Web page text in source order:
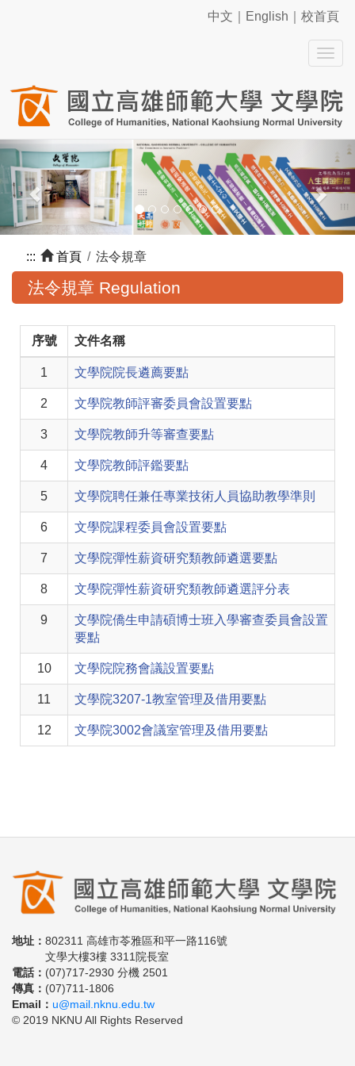
中文 English 校首頁
Previous
::: 首頁 法令規章
法令規章 Regulation
序號 文件名稱
1 文學院院長遴薦要點
2 文學院教師評審委員會設置要點
3 文學院教師升等審查要點
4 文學院教師評鑑要點
5 文學院聘任兼任專業技術人員協助教學準則
6 文學院課程委員會設置要點
7 文學院彈性薪資研究類教師遴選要點
8 文學院彈性薪資研究類教師遴選評分表
9
文學院僑生申請碩博士班入學審查委員會設置
要點
10 文學院院務會議設置要點
11 文學院3207-1教室管理及借用要點
12 文學院3002會議室管理及借用要點
地址： 802311 高雄市苓雅區和平一路116號
文學大樓3樓 3311院長室
電話： (07)717-2930 分機 2501
傳真： (07)711-1806
Email： u@mail.nknu.edu.tw
© 2019 NKNU All Rights Reserved